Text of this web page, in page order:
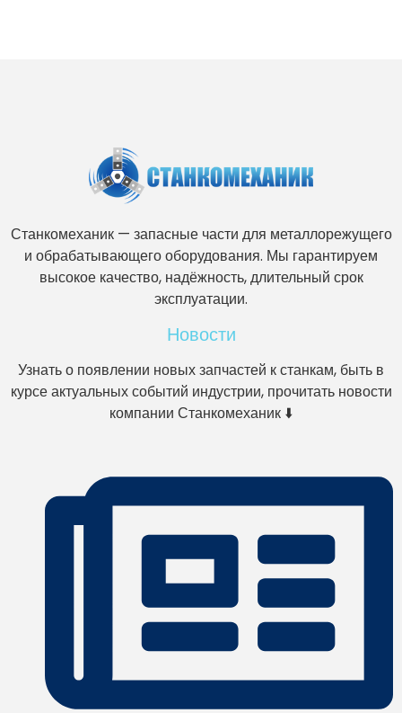
Станкомеханик — запасные части для металлорежущего
и обрабатывающего оборудования. Мы гарантируем
высокое качество, надёжность, длительный срок
эксплуатации.
Новости
Узнать о появлении новых запчастей к станкам, быть в
курсе актуальных событий индустрии, прочитать новости
компании Станкомеханик ⬇️